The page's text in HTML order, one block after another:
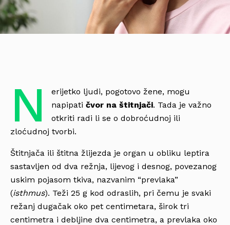
N
erijetko ljudi, pogotovo žene, mogu
napipati čvor na štitnjači. Tada je važno
otkriti radi li se o dobroćudnoj ili
zloćudnoj tvorbi.
Štitnjača ili štitna žlijezda je organ u obliku leptira
sastavljen od dva režnja, lijevog i desnog, povezanog
uskim pojasom tkiva, nazvanim “prevlaka”
(isthmus). Teži 25 g kod odraslih, pri čemu je svaki
režanj dugačak oko pet centimetara, širok tri
centimetra i debljine dva centimetra, a prevlaka oko